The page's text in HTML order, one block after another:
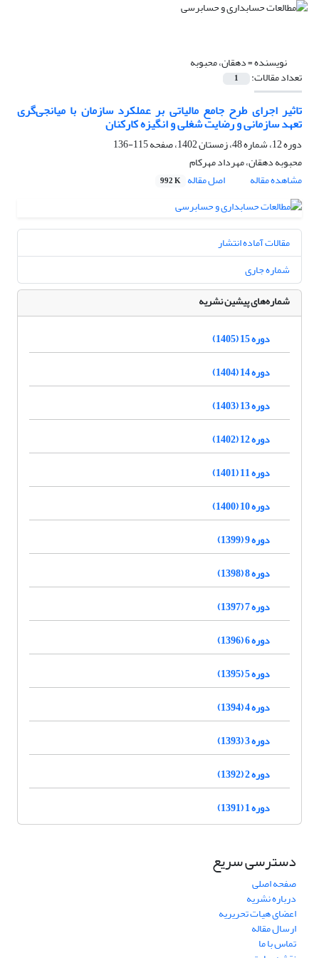
نویسنده =دهقان، محبوبه
تعداد مقالات: 1
تاثیر اجرای طرح جامع مالیاتی بر عملکرد سازمان با میانجی‌گری
تعهد سازمانی و رضایت شغلی و انگیزه کارکنان
دوره 12، شماره 48، زمستان 1402، صفحه
115-136
محبوبه دهقان، مهرداد مهرکام
مشاهده مقاله
اصل مقاله 992 K
مقالات آماده انتشار
شماره جاری
شماره‌های پیشین نشریه
دوره 15 (1405)
دوره 14 (1404)
دوره 13 (1403)
دوره 12 (1402)
دوره 11 (1401)
دوره 10 (1400)
دوره 9 (1399)
دوره 8 (1398)
دوره 7 (1397)
دوره 6 (1396)
دوره 5 (1395)
دوره 4 (1394)
دوره 3 (1393)
دوره 2 (1392)
دوره 1 (1391)
دسترسی سریع
صفحه اصلی
درباره نشریه
اعضای هیات تحریریه
ارسال مقاله
تماس با ما